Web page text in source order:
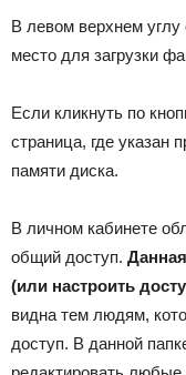
В левом верхнем
место для загрузки
Если кликнуть по
страница, где указан
памяти диска.
В личном кабинете
общий доступ.
(или настроить
видна тем людям,
доступ. В данной